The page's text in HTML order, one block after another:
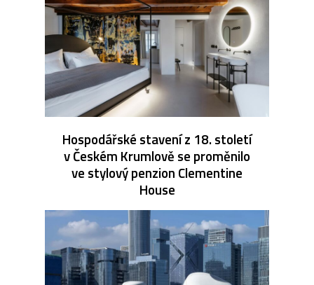
Hospodářské stavení z 18. století
v Českém Krumlově se proměnilo
ve stylový penzion Clementine
House